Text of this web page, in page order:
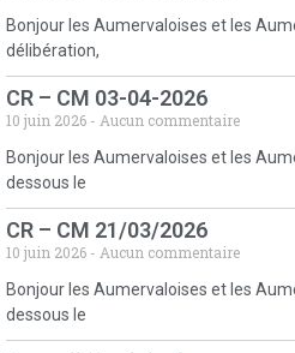
Bonjour les Aumervaloises et les
délibération,
CR – CM 03-04-2026
10 juin 2026
Aucun commentaire
Bonjour les Aumervaloises et les
dessous le
CR – CM 21/03/2026
10 juin 2026
Aucun commentaire
Bonjour les Aumervaloises et les
dessous le